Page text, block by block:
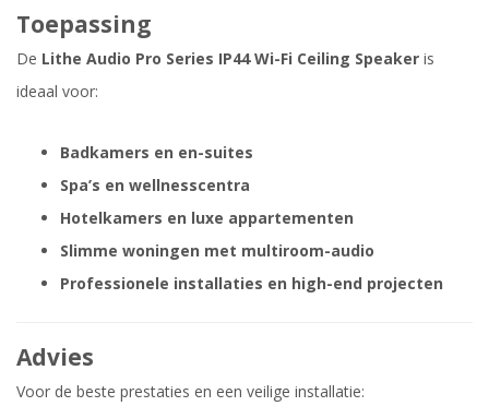
Toepassing
De Lithe Audio Pro Series IP44 Wi-Fi Ceiling Speaker is
ideaal voor:
Badkamers en en-suites
Spa’s en wellnesscentra
Hotelkamers en luxe appartementen
Slimme woningen met multiroom-audio
Professionele installaties en high-end projecten
Advies
Voor de beste prestaties en een veilige installatie: